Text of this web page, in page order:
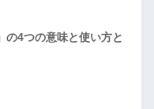
の4つの意味と使い方と